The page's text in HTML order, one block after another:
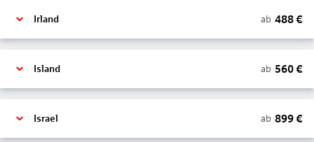
Irland ab 488€
Island ab 560€
Israel ab 899€